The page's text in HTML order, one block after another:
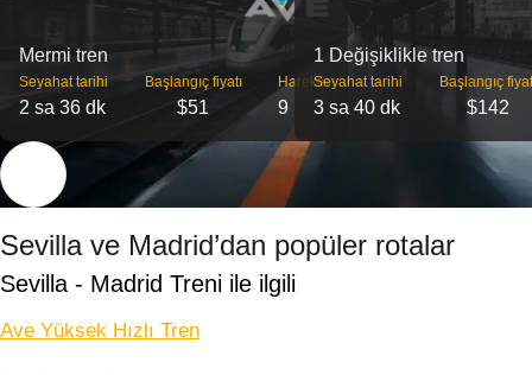
Mermi tren
Seyahat tarihi
2 sa 36 dk
Başlangıç ​​fiyatı
$51
Hareket
9
1 Değişiklikle tren
Seyahat tarihi
3 sa 40 dk
Başlangıç
$142
Sevilla ve Madrid’dan popüler rotalar
Sevilla - Madrid Treni ile ilgili
Ave Yüksek Hızlı Tren